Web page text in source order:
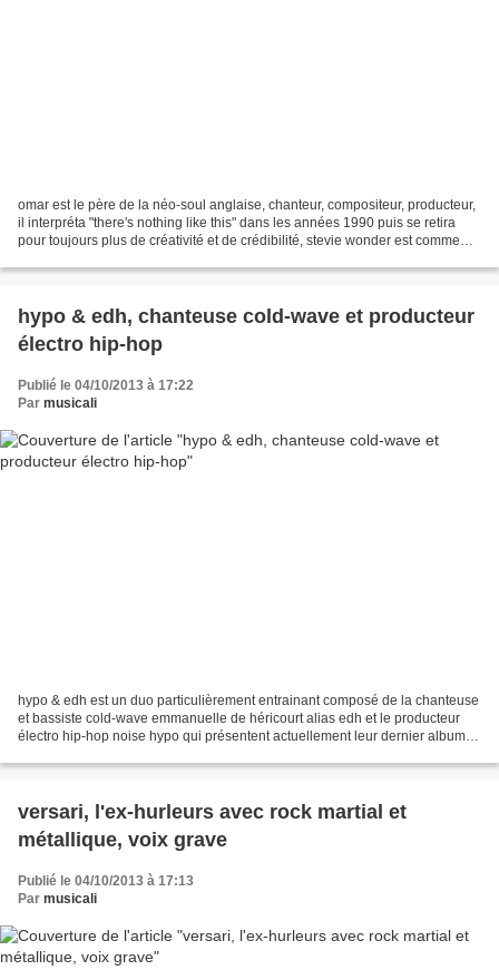
omar est le père de la néo-soul anglaise, chanteur, compositeur, producteur,
il interpréta "there's nothing like this" dans les années 1990 puis se retira
pour toujours plus de créativité et de crédibilité, stevie wonder est comme
hypo & edh, chanteuse cold-wave et producteur
électro hip-hop
Publié le 04/10/2013 à 17:22
Par musicali
hypo & edh est un duo particulièrement entrainant composé de la chanteuse
et bassiste cold-wave emmanuelle de héricourt alias edh et le producteur
électro hip-hop noise hypo qui présentent actuellement leur dernier album "
versari, l'ex-hurleurs avec rock martial et
métallique, voix grave
Publié le 04/10/2013 à 17:13
Par musicali